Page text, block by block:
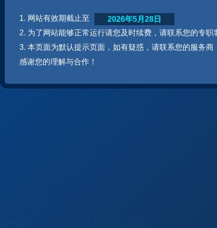
1. 网站有效期截止至
2. 为了网站能够正常运行请您及时续费，请联系您的专职
3. 本页面为默认提示页面，如有疑惑，请联系您的服务商
感谢您的理解与合作！
2026年5月28日